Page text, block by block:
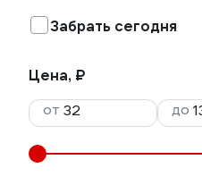
Забрать сегодня
Цена, ₽
от
до